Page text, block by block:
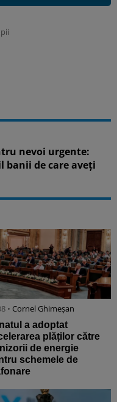
nevoi urgente:
banii de care aveți
• Cornel Ghimeșan
a adoptat
plăților către
de energie
schemele de